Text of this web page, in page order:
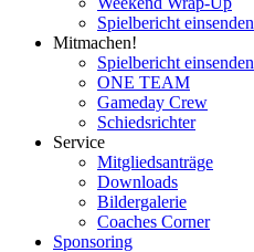
Spielbericht einsenden
Mitmachen!
Spielbericht einsenden
ONE TEAM
Gameday Crew
Schiedsrichter
Service
Mitgliedsanträge
Downloads
Bildergalerie
Coaches Corner
Sponsoring